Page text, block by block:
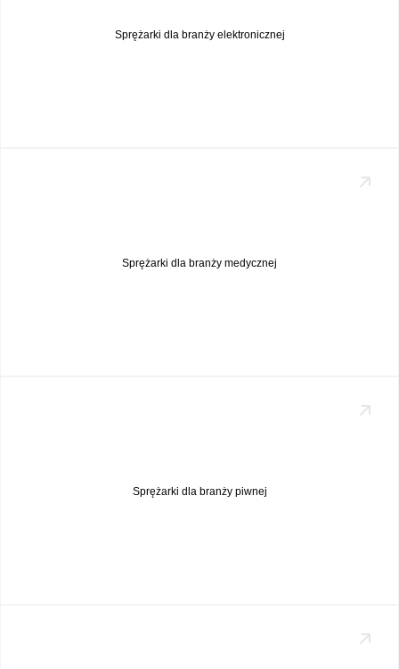
Sprężarki dla branży elektronicznej
Sprężarki dla branży medycznej
Sprężarki dla branży piwnej